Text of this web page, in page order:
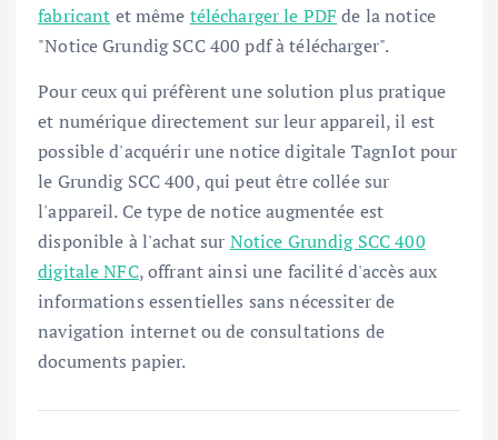
fabricant et même télécharger le PDF de la notice
"Notice Grundig SCC 400 pdf à télécharger".
Pour ceux qui préfèrent une solution plus pratique
et numérique directement sur leur appareil, il est
possible d'acquérir une notice digitale TagnIot pour
le Grundig SCC 400, qui peut être collée sur
l'appareil. Ce type de notice augmentée est
disponible à l'achat sur Notice Grundig SCC 400
digitale NFC, offrant ainsi une facilité d'accès aux
informations essentielles sans nécessiter de
navigation internet ou de consultations de
documents papier.